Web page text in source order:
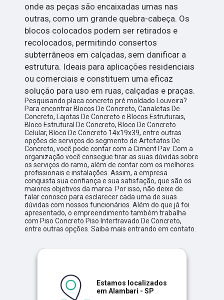
onde as peças são encaixadas umas nas
outras, como um grande quebra-cabeça. Os
blocos colocados podem ser retirados e
recolocados, permitindo consertos
subterrâneos em calçadas, sem danificar a
estrutura. Ideais para aplicações residenciais
ou comerciais e constituem uma eficaz
solução para uso em ruas, calçadas e praças.
Pesquisando placa concreto pré moldado Louveira?
Para encontrar Blocos De Concreto, Canaletas De
Concreto, Lajotas De Concreto e Blocos Estruturais,
Bloco Estrutural De Concreto, Bloco De Concreto
Celular, Bloco De Concreto 14x19x39, entre outras
opções de serviços do segmento de Artefatos De
Concreto, você pode contar com a Ciment Pav. Com a
organização você consegue tirar as suas dúvidas sobre
os serviços do ramo, além de contar com os melhores
profissionais e instalações. Assim, a empresa
conquista sua confiança e sua satisfação, que são os
maiores objetivos da marca. Por isso, não deixe de
falar conosco para esclarecer cada uma de suas
dúvidas com nossos funcionários. Além do que já foi
apresentado, o empreendimento também trabalha
com Piso Concreto Piso Intertravado De Concreto,
entre outras opções. Saiba mais entrando em contato.
Estamos localizados
em Alambari - SP